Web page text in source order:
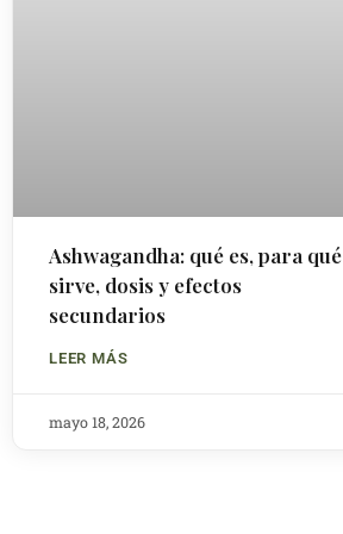
Ashwagandha: qué es, para qué
sirve, dosis y efectos
secundarios
LEER MÁS
mayo 18, 2026